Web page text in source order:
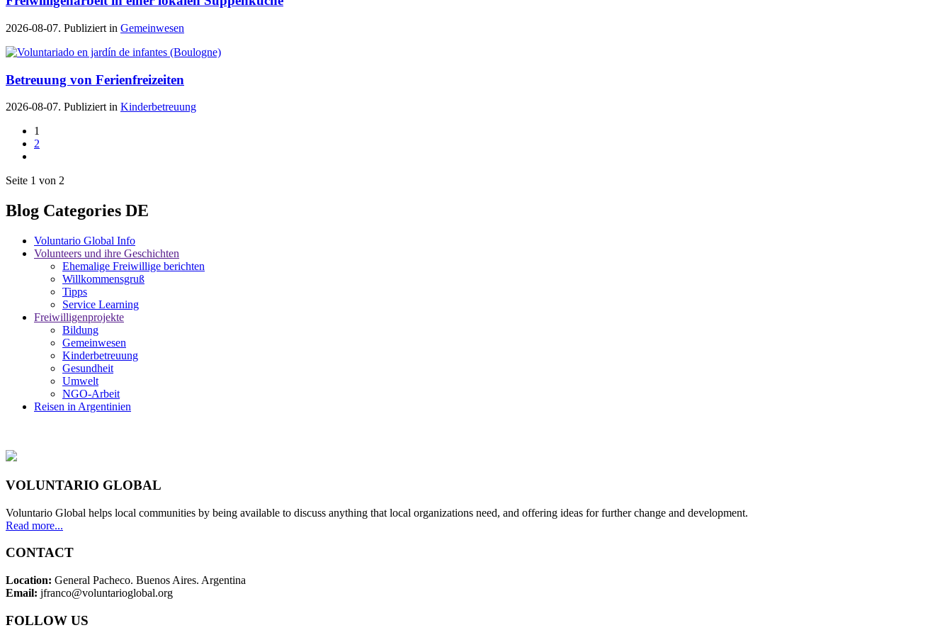
2026-08-07. Publiziert in Gemeinwesen
Betreuung von Ferienfreizeiten
2026-08-07. Publiziert in Kinderbetreuung
1
2
Seite 1 von 2
Blog Categories DE
Voluntario Global Info
Volunteers und ihre Geschichten
Ehemalige Freiwillige berichten
Willkommensgruß
Tipps
Service Learning
Freiwilligenprojekte
Bildung
Gemeinwesen
Kinderbetreuung
Gesundheit
Umwelt
NGO-Arbeit
Reisen in Argentinien
VOLUNTARIO GLOBAL
Voluntario Global helps local communities by being available to discuss anything that local organizations need, and offering ideas for further change and development.
Read more...
CONTACT
Location: General Pacheco. Buenos Aires. Argentina
Email: jfranco@voluntarioglobal.org
FOLLOW US